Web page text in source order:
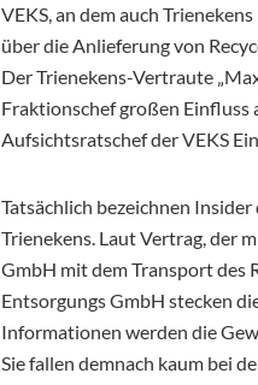
VEKS, an dem auch
über die Anlieferung von
Der Trienekens-Vertraute
Fraktionschef großen Einfluss
Aufsichtsratschef der VEKS
Tatsächlich bezeichnen
Trienekens. Laut Vertrag, der
GmbH mit dem Transport des
Entsorgungs GmbH stecken
Informationen werden die
Sie fallen demnach kaum bei